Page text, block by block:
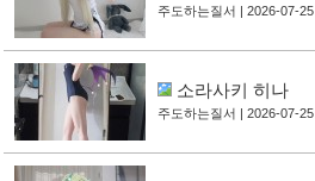
주도하는질서 | 2026-07-25
소라사키 히나
주도하는질서 | 2026-07-25